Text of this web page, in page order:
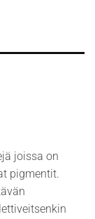
joissa on
pigmentit.